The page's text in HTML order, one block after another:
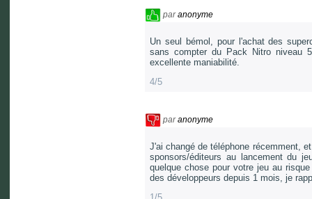
paranonyme
Un seul bémol, pour l'achat des
sans compter du Pack Nitro niveau
excellente maniabilité.
4/5
paranonyme
J'ai changé de téléphone récemment,
sponsors/éditeurs au lancement du
quelque chose pour votre jeu au
des développeurs depuis 1 mois, je